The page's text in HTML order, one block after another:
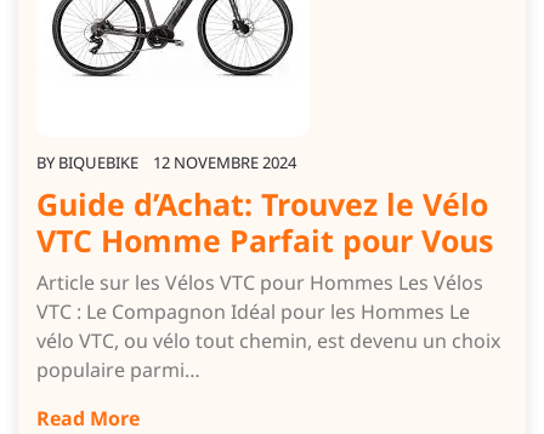
BY BIQUEBIKE 12 NOVEMBRE 2024
Guide d’Achat: Trouvez le Vélo
VTC Homme Parfait pour Vous
Article sur les Vélos VTC pour Hommes Les Vélos
VTC : Le Compagnon Idéal pour les Hommes Le
vélo VTC, ou vélo tout chemin, est devenu un choix
populaire parmi…
Read More